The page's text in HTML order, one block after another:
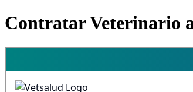
Contratar Veterinario